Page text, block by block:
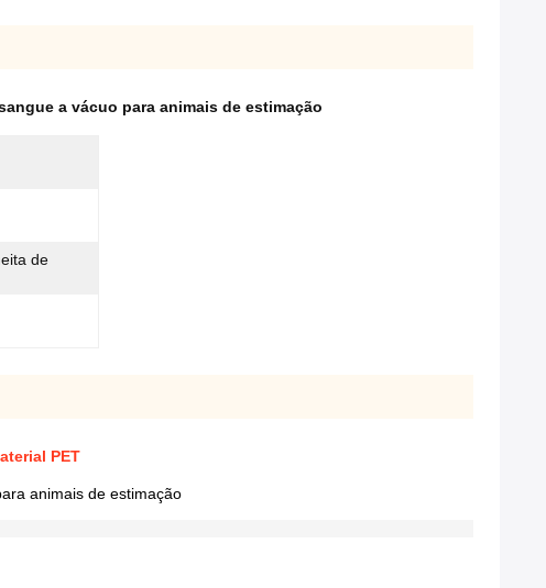
a vácuo para animais de estimação
de
PET
animais de estimação